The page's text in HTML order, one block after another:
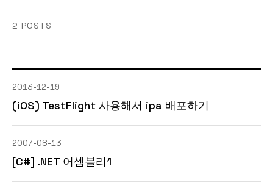
2 POSTS
2013-12-19
(iOS) TestFlight 사용해서 ipa 배포하기
2007-08-13
[C#] .NET 어셈블리1